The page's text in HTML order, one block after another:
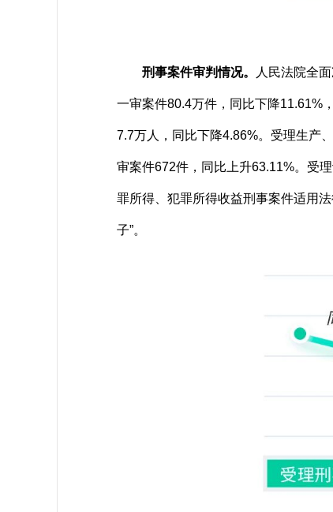
刑事案件审判情况。 人民法院全
一审案件80.4万件，同比下降11.61%
7.7万人，同比下降4.86%。受理生产
审案件672件，同比上升63.11%。受
罪所得、犯罪所得收益刑事案件适用
子”。